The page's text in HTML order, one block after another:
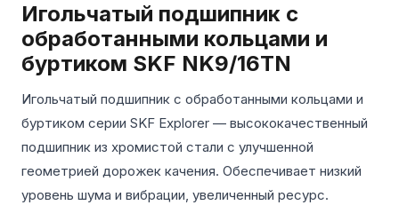
Игольчатый подшипник с
обработанными кольцами и
буртиком SKF NK9/16TN
Игольчатый подшипник с обработанными кольцами и
буртиком серии SKF Explorer — высококачественный
подшипник из хромистой стали с улучшенной
геометрией дорожек качения. Обеспечивает низкий
уровень шума и вибрации, увеличенный ресурс.